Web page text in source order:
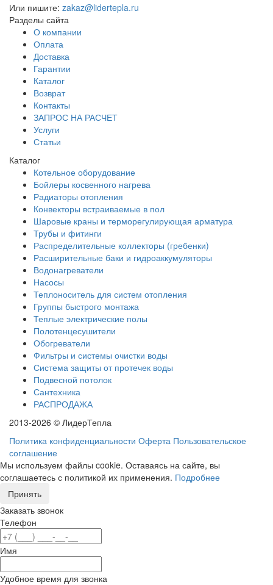
Или пишите: zakaz@lidertepla.ru
Разделы сайта
О компании
Оплата
Доставка
Гарантии
Каталог
Возврат
Контакты
ЗАПРОС НА РАСЧЕТ
Услуги
Статьи
Каталог
Котельное оборудование
Бойлеры косвенного нагрева
Радиаторы отопления
Конвекторы встраиваемые в пол
Шаровые краны и терморегулирующая арматура
Трубы и фитинги
Распределительные коллекторы (гребенки)
Расширительные баки и гидроаккумуляторы
Водонагреватели
Насосы
Теплоноситель для систем отопления
Группы быстрого монтажа
Теплые электрические полы
Полотенцесушители
Обогреватели
Фильтры и системы очистки воды
Система защиты от протечек воды
Подвесной потолок
Сантехника
РАСПРОДАЖА
2013-2026 © ЛидерТепла
Политика конфиденциальности Оферта Пользовательское
соглашение
Мы используем файлы cookie. Оставаясь на сайте, вы
соглашаетесь с политикой их применения. Подробнее
Принять
Заказать звонок
Телефон
Имя
Удобное время для звонка